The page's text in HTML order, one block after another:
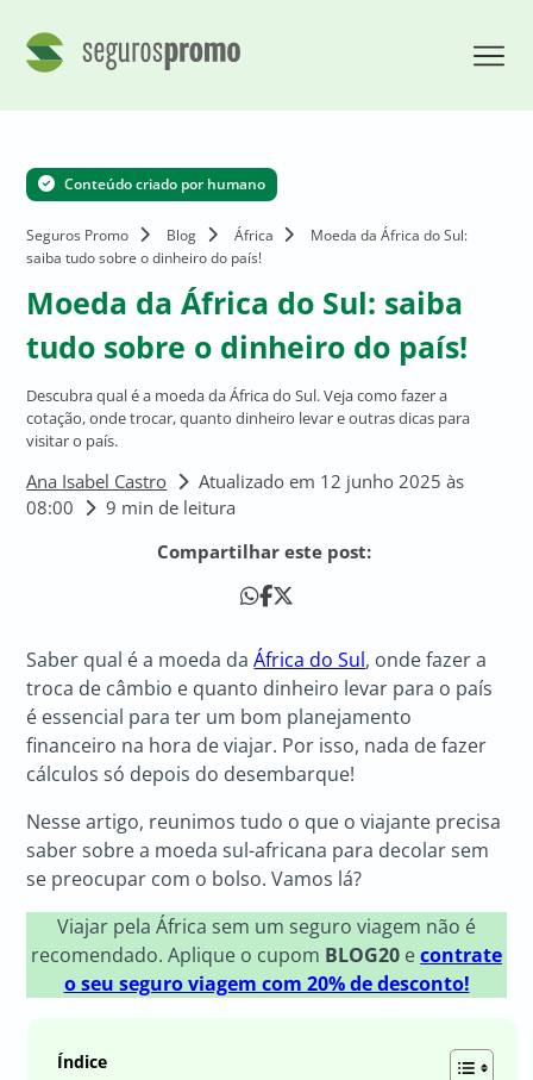
Conteúdo criado por humano
Seguros Promo Blog África
Moeda da África do Sul:
saiba tudo sobre o dinheiro do país!
Moeda da África do Sul: saiba
tudo sobre o dinheiro do país!
Descubra qual é a moeda da África do Sul. Veja como fazer a
cotação, onde trocar, quanto dinheiro levar e outras dicas para
visitar o país.
Ana Isabel Castro
Atualizado em 12 junho 2025 às
08:00
9 min de leitura
Compartilhar este post:
Saber qual é a moeda daÁfrica do Sul, onde fazer a
troca de câmbio e quanto dinheiro levar para o país
é essencial para ter um bom planejamento
financeiro na hora de viajar. Por isso, nada de fazer
cálculos só depois do desembarque!
Nesse artigo, reunimos tudo o que o viajante precisa
saber sobre a moeda sul-africana para decolar sem
se preocupar com o bolso. Vamos lá?
Viajar pela África sem um seguro viagem não é
recomendado. Aplique o cupom BLOG20 econtrate
o seu seguro viagem com 20% de desconto!
Índice